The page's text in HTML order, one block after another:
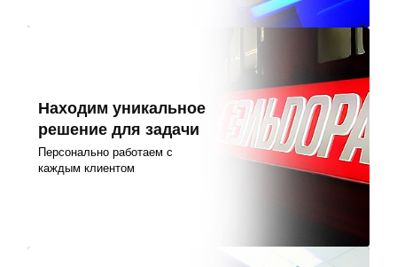
Находим уникальное
решение для задачи
Персонально работаем с
каждым клиентом